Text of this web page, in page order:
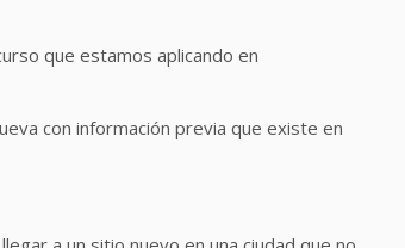
que estamos aplicando en
con información previa que existe en